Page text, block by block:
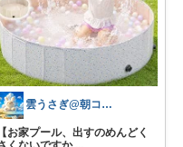
雲うさぎ@朝コレ❤良質便利時短グッズ🐰
【お家プール、出すのめんどく